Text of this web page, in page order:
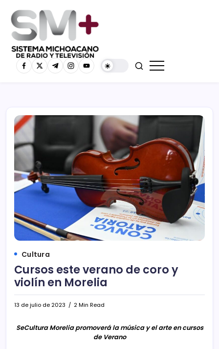
Cultura
Cursos este verano de coro y
violín en Morelia
13 de julio de 2023 2 Min Read
SeCultura Morelia promoverá la música y el arte en cursos
de Verano